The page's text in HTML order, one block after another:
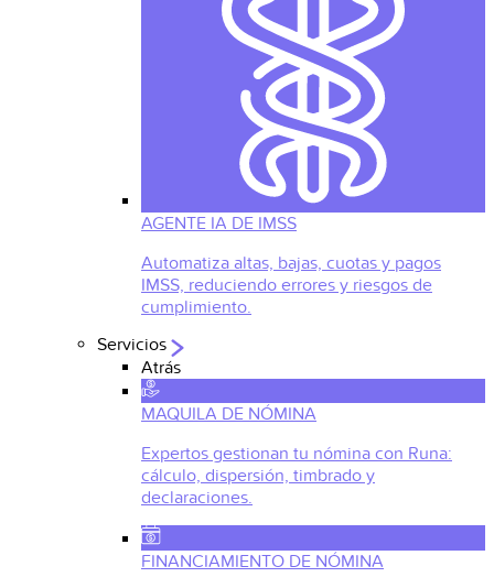
AGENTE IA DE IMSS
Automatiza altas, bajas, cuotas y pagos
IMSS, reduciendo errores y riesgos de
cumplimiento.
Servicios
Atrás
MAQUILA DE NÓMINA
Expertos gestionan tu nómina con Runa:
cálculo, dispersión, timbrado y
declaraciones.
FINANCIAMIENTO DE NÓMINA